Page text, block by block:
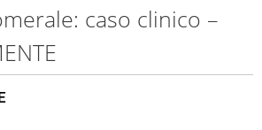
caso clinico –